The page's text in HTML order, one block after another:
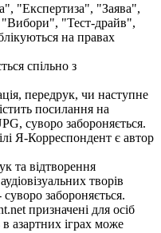
"Експертиза", "Заява",
"Тест-драйв",
на правах
спільно з
передрук, чи наступне
посилання на
суворо забороняється.
Я-Корреспондент є автор
та відтворення
творів
забороняється.
призначені для осіб
азартних іграх може